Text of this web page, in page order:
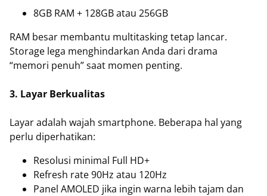
8GB RAM + 128GB atau 256GB
RAM besar membantu multitasking tetap lancar.
Storage lega menghindarkan Anda dari drama
“memori penuh” saat momen penting.
3. Layar Berkualitas
Layar adalah wajah smartphone. Beberapa hal yang
perlu diperhatikan:
Resolusi minimal Full HD+
Refresh rate 90Hz atau 120Hz
Panel AMOLED jika ingin warna lebih tajam dan